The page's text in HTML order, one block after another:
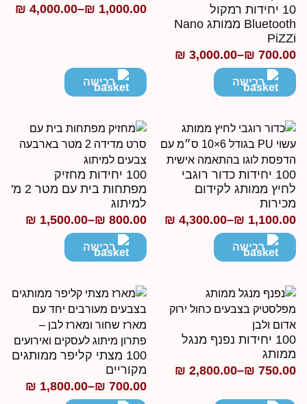
10 יחידות רמקול
Bluetooth ממותג Nano
₪
–
₪3,000.00
רכישה
₪1,000.00
–
₪4,000.00
טווח
רכישה
100 יחידות כדור רוגבי
ממותג לקידום
₪
–
₪4,300.00
רכישה
100 יחידות מחזיק
מפתחות בית עם מטר 2 מ'
למיתוג
₪800.00
–
₪1,500.00
טווח
מחירים:רכישה
100 יחידות נפנף מנגל
₪
–
₪2,800.00
100 מצתי קליפר ממותגים
מקוריים
₪700.00
–
₪1,800.00
טווח